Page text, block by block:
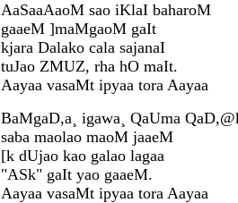
AaSaaAaoM sao iKlaI baharoM
gaaeM ]maMgaoM gaIt
kjara Dalako cala sajanaI
tuJao ZMUZ, rha hO maIt.
Aayaa vasaMt ipyaa tora Aayaa
BaMgaD,a¸ igawa¸ QaUma
saba maolao maoM jaaeM
[k dUjao kao galao lagaa
"ASk" gaIt yao gaaeM.
Aayaa vasaMt ipyaa tora Aayaa